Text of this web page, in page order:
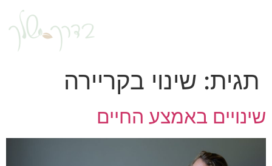
תגית: שינוי בקריירה
שינויים באמצע החיים